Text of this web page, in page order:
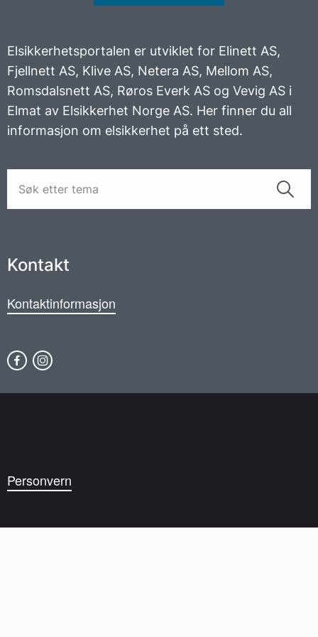
Elsikkerhetsportalen er utviklet for Elinett AS,
Fjellnett AS, Klive AS, Netera AS, Mellom AS,
Romsdalsnett AS, Røros Everk AS og Vevig AS i
Elmat av Elsikkerhet Norge AS. Her finner du all
informasjon om elsikkerhet på ett sted.
Kontakt
Kontaktinformasjon
Personvern